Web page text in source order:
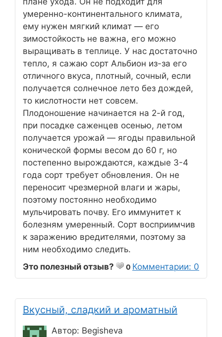
умеренно-континентального климата,
ему нужен мягкий климат — его
зимостойкость не важна, его можно
выращивать в теплице. У нас достаточно
тепло, я сажаю сорт Альбион из-за его
отличного вкуса, плотный, сочный, если
получается солнечное лето без дождей,
то кислотности нет совсем.
Плодоношение начинается на 2-й год,
при посадке саженцев осенью, летом
получается урожай — ягоды правильной
конической формы весом до 60 г, но
постепенно вырождаются, каждые 3-4
года сорт требует обновления. Он не
переносит чрезмерной влаги и жары,
поэтому постоянно необходимо
мульчировать почву. Его иммунитет к
болезням умеренный. Сорт восприимчив
к заражению вредителями, поэтому за
ним необходимо следить.
Это полезный отзыв?
0 Комментарии: 0
Вкусный, сладкий и ароматный
Автор: Begisheva